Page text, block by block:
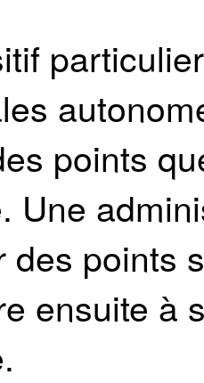
points
Une
des points
ensuite à